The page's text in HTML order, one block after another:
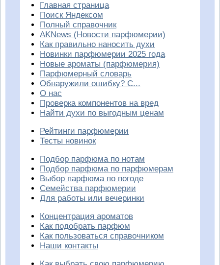
Главная страница
Поиск Яндексом
Полный справочник
AKNews (Новости парфюмерии)
Как правильно наносить духи
Новинки парфюмерии 2025 года
Новые ароматы (парфюмерия)
Парфюмерный словарь
Обнаружили ошибку? С...
О нас
Проверка компонентов на вред
Найти духи по выгодным ценам
Рейтинги парфюмерии
Тесты новинок
Подбор парфюма по нотам
Подбор парфюма по парфюмерам
Выбор парфюма по погоде
Семейства парфюмерии
Для работы или вечеринки
Концентрация ароматов
Как подобрать парфюм
Как пользоваться справочником
Наши контакты